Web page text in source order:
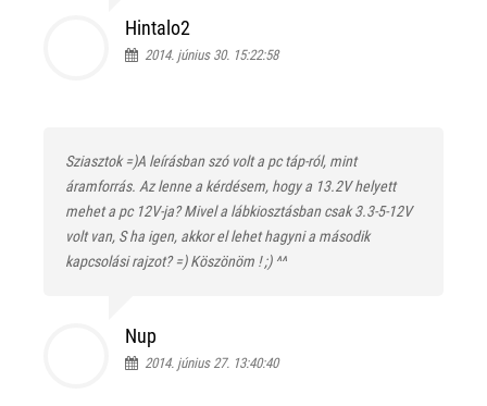
Hintalo2
2014. június 30. 15:22:58
Sziasztok =)A leírásban szó volt a pc táp-ról, mint
áramforrás. Az lenne a kérdésem, hogy a 13.2V helyett
mehet a pc 12V-ja? Mivel a lábkiosztásban csak 3.3-5-12V
volt van, S ha igen, akkor el lehet hagyni a második
kapcsolási rajzot? =) Köszönöm ! ;) ^^
Nup
2014. június 27. 13:40:40